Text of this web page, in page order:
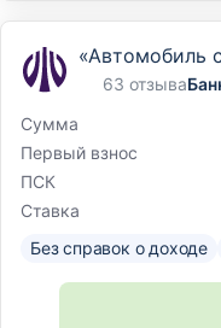
«Автомобиль
63 отзыва
Сумма
Первый взнос
ПСК
Ставка
Без справок о доходе